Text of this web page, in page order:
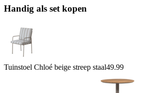
Handig als set kopen
Tuinstoel Chloé beige streep staal49.99